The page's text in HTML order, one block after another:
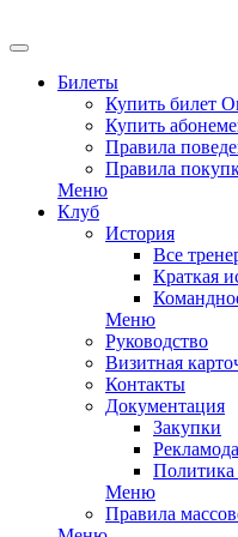
Билеты
Купить билет
Купить
Правила
Правила
Меню
Клуб
История
Все
Краткая
Меню
Руководство
Визитная
Контакты
Документация
Закупки
Политика
Меню
Правила